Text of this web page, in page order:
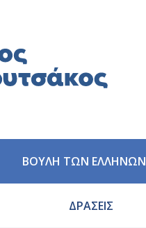
ΒΟΥΛΗ ΤΩΝ ΕΛΛΗΝΩΝ
ΔΡΑΣΕΙΣ